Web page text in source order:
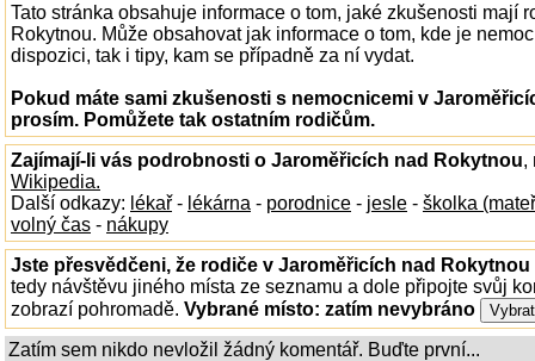
Tato stránka obsahuje informace o tom, jaké zkušenosti mají
Rokytnou. Může obsahovat jak informace o tom, kde je
dispozici, tak i tipy, kam se případně za ní vydat.
Pokud máte sami zkušenosti s nemocnicemi v
prosím. Pomůžete tak ostatním rodičům.
Zajímají-li vás podrobnosti o Jaroměřicích nad Rokytnou,
Wikipedia.
Další odkazy: lékař - lékárna - porodnice - jesle - školka
volný čas - nákupy
Jste přesvědčeni, že rodiče v Jaroměřicích nad
tedy návštěvu jiného místa ze seznamu a dole připojte svůj
zobrazí pohromadě. Vybrané místo: zatím nevybráno
Zatím sem nikdo nevložil žádný komentář. Buďte první...